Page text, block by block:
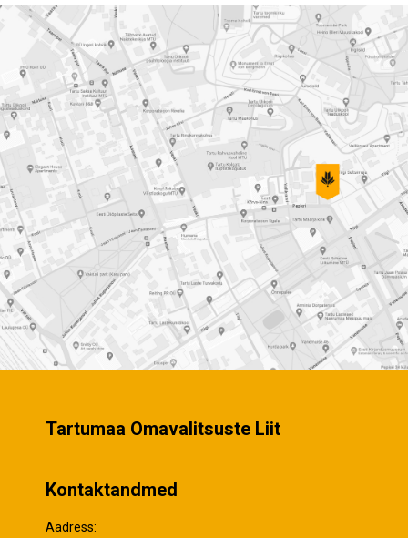
Tartumaa Omavalitsuste Liit
Kontaktandmed
Aadress: